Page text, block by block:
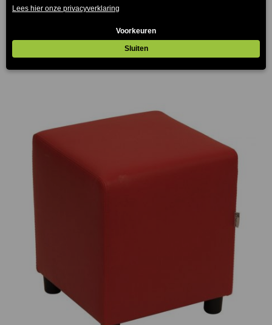
Block Poef Groen 39x39cm
€63.00 (Prijs incl. btw: €76,23)